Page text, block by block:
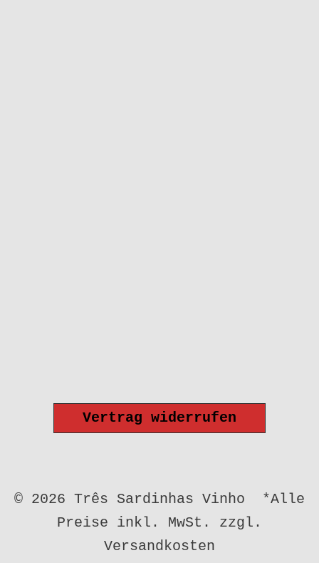
Vertrag widerrufen
© 2026 Três Sardinhas Vinho *Alle
Preise inkl. MwSt. zzgl.
Versandkosten